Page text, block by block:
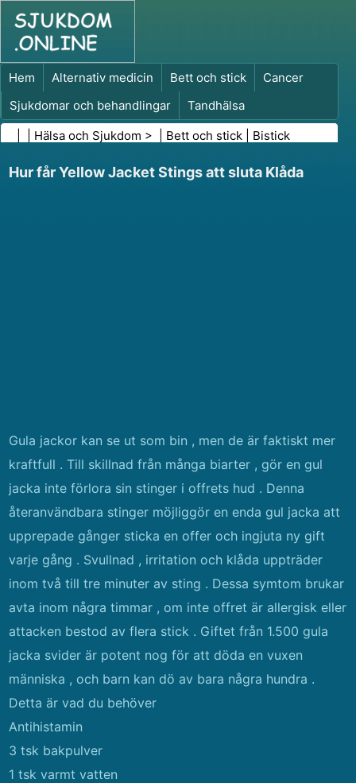
Hem Alternativ medicin Bett och stick
Cancer
Sjukdomar och behandlingar
Tandhälsa
Kost och näring
Familjehälsa
Hälsa och Sjukdom > | Bett och stick Bistick
Hur får Yellow Jacket Stings att sluta Klåda
Gula jackor kan se ut som bin , men de är faktiskt mer
kraftfull . Till skillnad från många biarter , gör en gul
jacka inte förlora sin stinger i offrets hud . Denna
återanvändbara stinger möjliggör en enda gul jacka att
upprepade gånger sticka en offer och ingjuta ny gift
varje gång . Svullnad , irritation och klåda uppträder
inom två till tre minuter av sting . Dessa symtom brukar
avta inom några timmar , om inte offret är allergisk eller
attacken bestod av flera stick . Giftet från 1.500 gula
jacka svider är potent nog för att döda en vuxen
människa , och barn kan dö av bara några hundra .
Detta är vad du behöver
Antihistamin
3 tsk bakpulver
1 tsk varmt vatten